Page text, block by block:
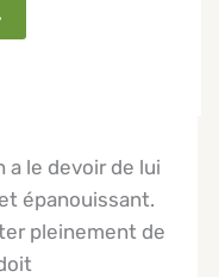
a le devoir de lui
épanouissant.
pleinement de